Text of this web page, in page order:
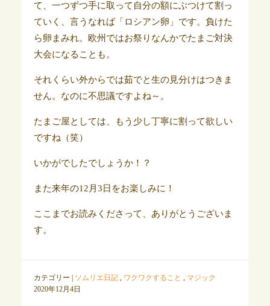
て、一つずつ手に取って自分の額にぶつけて割っ
ていく、言うなれば「ロシアン卵」です。負けた
ら卵まみれ。欧州ではお祭りなんかでたまご対決
大会になることも。
それくらい外からでは茹でと生の見分けはつきま
せん。なのに不思議ですよね～。
たまご屋としては、もう少し丁寧に割って欲しい
ですね（笑）
いかがでしたでしょうか！？
また来年の12月3日をお楽しみに！
ここまでお読みくださって、ありがとうございま
す。
カテゴリー | ソムリエ日記, ワクワクすること , マジック
2020年12月4日